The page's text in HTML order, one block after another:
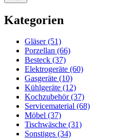
Kategorien
Gläser (51)
Porzellan (66)
Besteck (37)
Elektrogeräte (60)
Gasgeräte (10)
Kühlgeräte (12)
Kochzubehör (37)
Servicematerial (68)
Möbel (37)
Tischwäsche (31)
Sonstiges (34)